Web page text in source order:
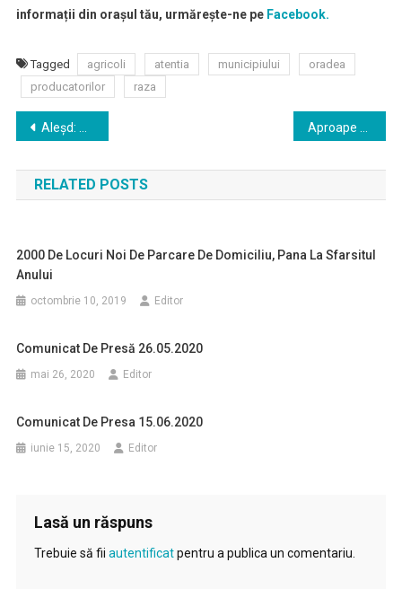
informații din orașul tău, urmărește-ne peFacebook.
Tagged agricoli atentia municipiului
oradea
producatorilor
raza
Navigare
în
articole
Aleşd: O secţie exterioară de pneumologie, cu zece pacienţi, închisă pentru două săptămâni
RELATED POSTS
2000 De Locuri Noi De Parcare De Domiciliu, Pana La Sfarsitul
Anului
octombrie 10, 2019 Editor
Comunicat De Presă 26.05.2020
mai 26, 2020 Editor
Comunicat De Presa 15.06.2020
iunie 15, 2020 Editor
Lasă un răspuns
Trebuie să fii autentificatpentru a publica un comentariu.